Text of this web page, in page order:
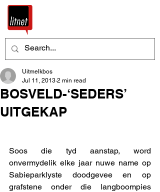
BOSVELD-‘SEDERS’
UITGEKAP
Uitmelkbos
Jul 11, 2013 2 min read
Soos die tyd aanstap, word
onvermydelik elke jaar nuwe name op
Sabieparklyste doodgevee en op
grafstene onder die langboompies